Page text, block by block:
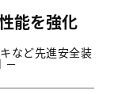
能を強化
など先進安全装
－